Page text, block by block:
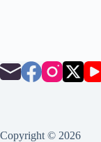
Copyright © 2026